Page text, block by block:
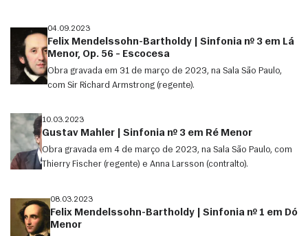
04.09.2023
Felix Mendelssohn-Bartholdy | Sinfonia nº 3 em Lá
Menor, Op. 56 – Escocesa
Obra gravada em 31 de março de 2023, na Sala São Paulo,
com Sir Richard Armstrong (regente).
10.03.2023
Gustav Mahler | Sinfonia nº 3 em Ré Menor
Obra gravada em 4 de março de 2023, na Sala São Paulo, com
Thierry Fischer (regente) e Anna Larsson (contralto).
08.03.2023
Felix Mendelssohn-Bartholdy | Sinfonia nº 1 em Dó
Menor